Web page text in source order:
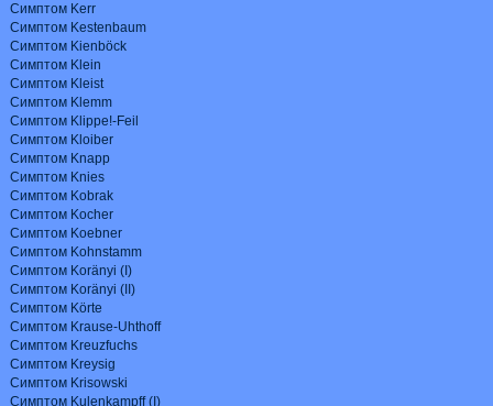
Симптом Kerr
Симптом Kestenbaum
Симптом Kienböck
Симптом Klein
Симптом Kleist
Симптом Klemm
Симптом Klippe!-Feil
Симптом Kloiber
Симптом Knapp
Симптом Knies
Симптом Kobrak
Симптом Kocher
Симптом Koebner
Симптом Kohnstamm
Симптом Koränyi (I)
Симптом Koränyi (II)
Симптом Körte
Симптом Krause-Uhthoff
Симптом Kreuzfuchs
Симптом Kreysig
Симптом Krisowski
Симптом Kulenkampff ( )